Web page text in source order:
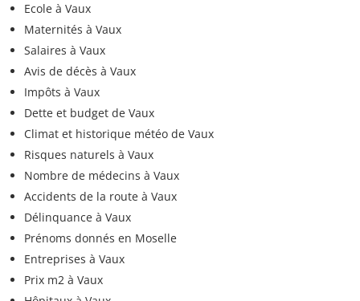
Ecole à Vaux
Maternités à Vaux
Salaires à Vaux
Avis de décès à Vaux
Impôts à Vaux
Dette et budget de Vaux
Climat et historique météo de Vaux
Risques naturels à Vaux
Nombre de médecins à Vaux
Accidents de la route à Vaux
Délinquance à Vaux
Prénoms donnés en Moselle
Entreprises à Vaux
Prix m2 à Vaux